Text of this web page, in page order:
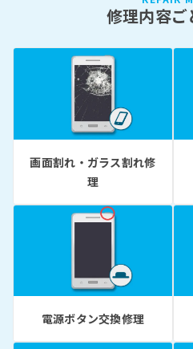
修理内容ご
画面割れ・ガラス割れ修
理
電源ボタン交換修理